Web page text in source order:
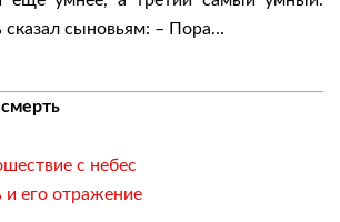
сыновьям: – Пора...
с небес
и его отражение